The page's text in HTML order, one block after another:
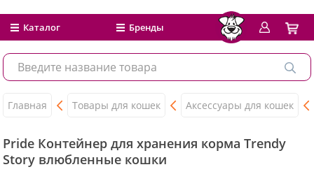
Каталог Бренды
Главная Товары для кошек Аксессуары для кошек
Pride Контейнер для хранения корма Trendy
Story влюбленные кошки